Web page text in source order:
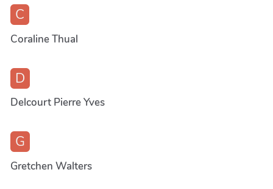
C
Coraline Thual
D
Delcourt Pierre Yves
G
Gretchen Walters